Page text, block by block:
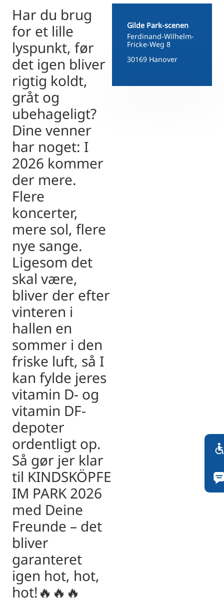
BG
Har du brug
for et lille
lyspunkt, før
det igen bliver
rigtig koldt,
gråt og
ubehageligt?
Dine venner
har noget: I
2026 kommer
der mere.
Flere
koncerter,
mere sol, flere
nye sange.
Ligesom det
skal være,
bliver der efter
vinteren i
hallen en
sommer i den
friske luft, så I
kan fylde jeres
vitamin D- og
vitamin DF-
depoter
ordentligt op.
Så gør jer klar
til KINDSKÖPFE
IM PARK 2026
med Deine
Freunde – det
bliver
garanteret
igen hot, hot,
hot!🔥🔥🔥
Gilde Park-scenen
Ferdinand-Wilhelm-
Fricke-Weg 8
30169 Hanover